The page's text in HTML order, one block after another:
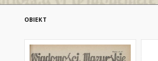
OBIEKT